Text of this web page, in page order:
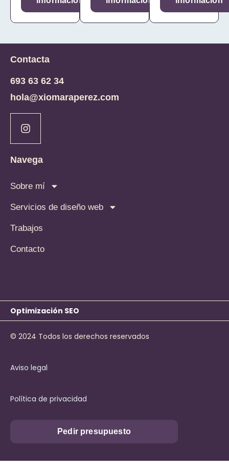
Contacta
693 63 62 34
hola@xiomaraperez.com
Navega
Sobre mí
Servicios de diseño web
Trabajos
Contacto
Optimización SEO
© 2024 Todos los derechos reservados
Aviso legal
Política de privacidad
Pedir presupuesto